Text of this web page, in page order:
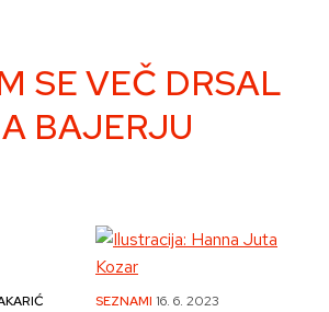
SE VEČ DRSAL
BAJERJU
SEZNAMI 16. 6. 2023